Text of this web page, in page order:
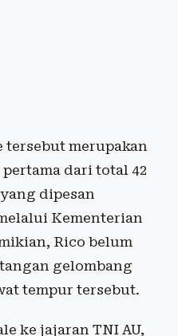
tersebut merupakan
dari total 42
dipesan
Kementerian
Rico belum
gelombang
tempur tersebut.
ke jajaran TNI AU,